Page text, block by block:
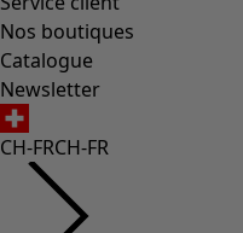
Nos boutiques
Catalogue
Newsletter
CH-FRCH-FR